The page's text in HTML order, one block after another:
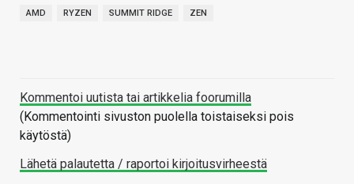
AMD RYZEN SUMMIT RIDGE ZEN
Kommentoi uutista tai artikkelia foorumilla
(Kommentointi sivuston puolella toistaiseksi pois
käytöstä)
Lähetä palautetta / raportoi kirjoitusvirheestä